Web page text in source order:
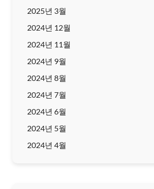
2025년 3월
2024년 12월
2024년 11월
2024년 9월
2024년 8월
2024년 7월
2024년 6월
2024년 5월
2024년 4월